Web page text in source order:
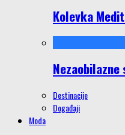
Kolevka
Destinacije
Događaji
Moda